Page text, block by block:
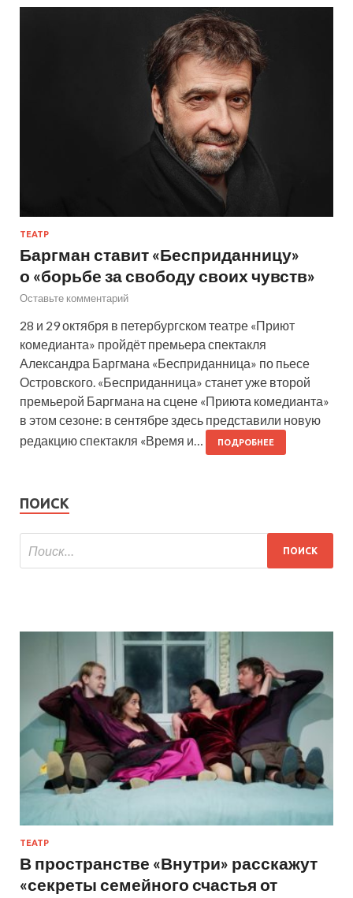
ТЕАТР
Баргман ставит «Бесприданницу»
о «борьбе за свободу своих чувств»
Оставьте комментарий
28 и 29 октября в петербургском театре «Приют
комедианта» пройдёт премьера спектакля
Александра Баргмана «Бесприданница» по пьесе
Островского. «Бесприданница» станет уже второй
премьерой Баргмана на сцене «Приюта комедианта»
в этом сезоне: в сентябре здесь представили новую
редакцию спектакля «Время и…
ПОДРОБНЕЕ
ПОИСК
ТЕАТР
В пространстве «Внутри» расскажут
«секреты семейного счастья от